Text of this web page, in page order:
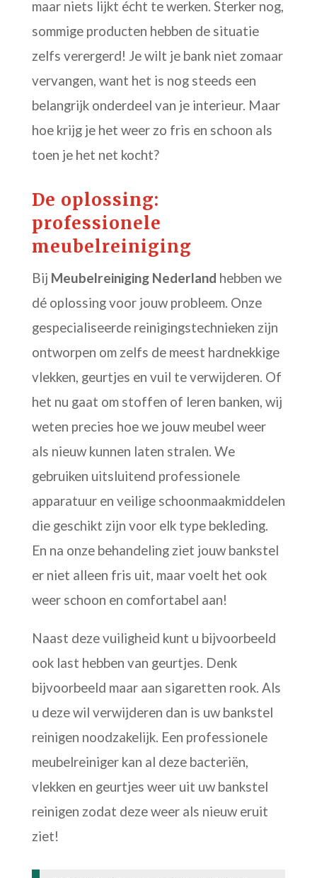
maar niets lijkt écht te werken. Sterker nog,
sommige producten hebben de situatie
zelfs verergerd! Je wilt je bank niet zomaar
vervangen, want het is nog steeds een
belangrijk onderdeel van je interieur. Maar
hoe krijg je het weer zo fris en schoon als
toen je het net kocht?
De oplossing:
professionele
meubelreiniging
Bij Meubelreiniging Nederland hebben we
dé oplossing voor jouw probleem. Onze
gespecialiseerde reinigingstechnieken zijn
ontworpen om zelfs de meest hardnekkige
vlekken, geurtjes en vuil te verwijderen. Of
het nu gaat om stoffen of leren banken, wij
weten precies hoe we jouw meubel weer
als nieuw kunnen laten stralen. We
gebruiken uitsluitend professionele
apparatuur en veilige schoonmaakmiddelen
die geschikt zijn voor elk type bekleding.
En na onze behandeling ziet jouw bankstel
er niet alleen fris uit, maar voelt het ook
weer schoon en comfortabel aan!
Naast deze vuiligheid kunt u bijvoorbeeld
ook last hebben van geurtjes. Denk
bijvoorbeeld maar aan sigaretten rook. Als
u deze wil verwijderen dan is uw bankstel
reinigen noodzakelijk. Een professionele
meubelreiniger kan al deze bacteriën,
vlekken en geurtjes weer uit uw bankstel
reinigen zodat deze weer als nieuw eruit
ziet!